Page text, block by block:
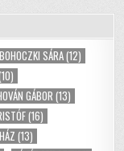
BOHOCZKI SÁRA(12)
GÁBOR (13)
(16)
(13)